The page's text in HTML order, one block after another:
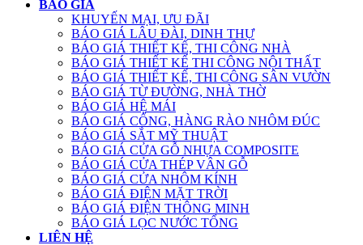
BÁO GIÁ
KHUYẾN MẠI, ƯU ĐÃI
BÁO GIÁ LÂU ĐÀI, DINH THỰ
BÁO GIÁ THIẾT KẾ, THI CÔNG NHÀ
BÁO GIÁ THIẾT KẾ THI CÔNG NỘI THẤT
BÁO GIÁ THIẾT KẾ, THI CÔNG SÂN VƯỜN
BÁO GIÁ TỪ ĐƯỜNG, NHÀ THỜ
BÁO GIÁ HỆ MÁI
BÁO GIÁ CỔNG, HÀNG RÀO NHÔM ĐÚC
BÁO GIÁ SẮT MỸ THUẬT
BÁO GIÁ CỬA GỖ NHỰA COMPOSITE
BÁO GIÁ CỬA THÉP VÂN GỖ
BÁO GIÁ CỬA NHÔM KÍNH
BÁO GIÁ ĐIỆN MẶT TRỜI
BÁO GIÁ ĐIỆN THÔNG MINH
BÁO GIÁ LỌC NƯỚC TỔNG
LIÊN HỆ